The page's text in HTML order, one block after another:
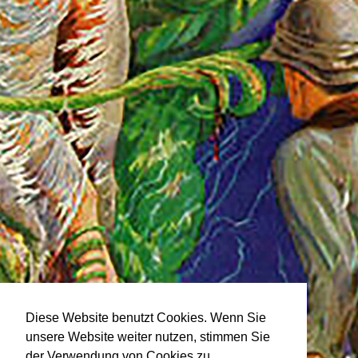
Diese Website benutzt Cookies. Wenn Sie
unsere Website weiter nutzen, stimmen Sie